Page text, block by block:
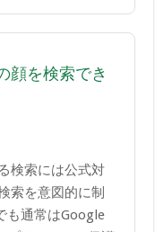
顔を検索でき
検索には公式対
索を意図的に制
も通常はGoogle